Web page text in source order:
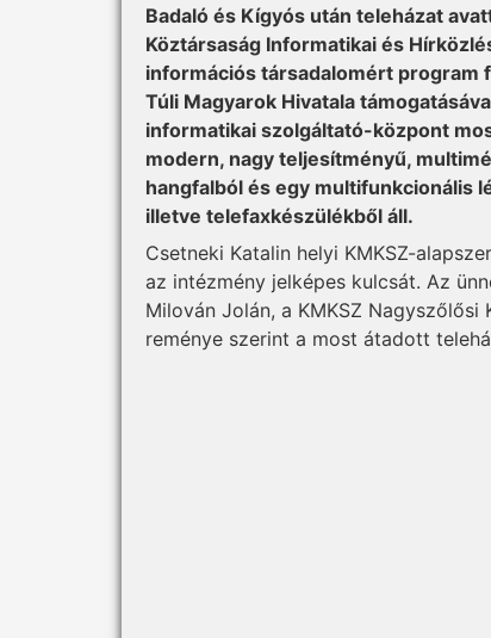
Badaló és Kígyós után teleházat
Köztársaság Informatikai és
információs társadalomért program
Túli Magyarok Hivatala
informatikai szolgáltató-központ
modern, nagy teljesítményű,
hangfalból és egy multifunkcionális
illetve telefaxkészülékből áll.
Csetneki Katalin helyi KMKSZ-
az intézmény jelképes kulcsát. Az
Milován Jolán, a KMKSZ
reménye szerint a most átadott